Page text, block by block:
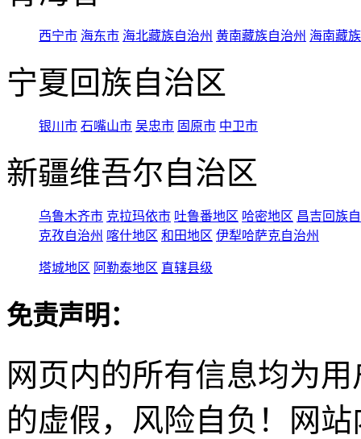
西宁市 海东市 海北藏族自治州 黄南藏族自治州 海南藏
宁夏回族自治区
银川市 石嘴山市 吴忠市 固原市 中卫市
新疆维吾尔自治区
乌鲁木齐市 克拉玛依市 吐鲁番地区 哈密地区 昌吉回族
克孜自治州 喀什地区 和田地区 伊犁哈萨克自治州
塔城地区 阿勒泰地区 直辖县级
免责声明：
网页内的所有信息均为
的虚假，风险自负！网